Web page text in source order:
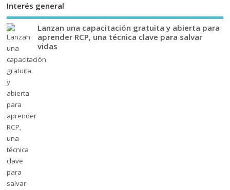
Interés general
Lanzan una capacitación gratuita y abierta para
aprender RCP, una técnica clave para salvar
vidas